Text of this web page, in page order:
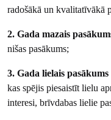
radošākā un kvalitatīvākā
2. Gada mazais
nišas pasākums;
3. Gada lielais
kas spējis piesaistīt lielu
interesi, brīvdabas lielie